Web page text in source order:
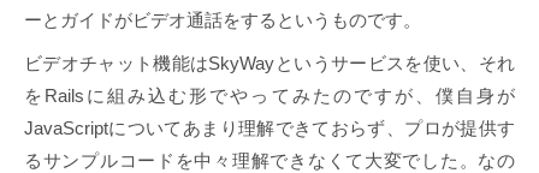
ーとガイドがビデオ通話をするというものです。
ビデオチャット機能はSkyWayというサービスを使い、それ
をRailsに組み込む形でやってみたのですが、僕自身が
JavaScriptについてあまり理解できておらず、プロが提供す
るサンプルコードを中々理解できなくて大変でした。なの